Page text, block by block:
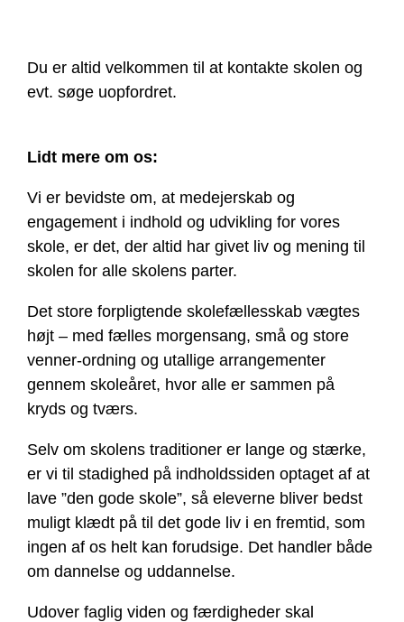
Du er altid velkommen til at kontakte skolen og
evt. søge uopfordret.
Lidt mere om os:
Vi er bevidste om, at medejerskab og
engagement i indhold og udvikling for vores
skole, er det, der altid har givet liv og mening til
skolen for alle skolens parter.
Det store forpligtende skolefællesskab vægtes
højt – med fælles morgensang, små og store
venner-ordning og utallige arrangementer
gennem skoleåret, hvor alle er sammen på
kryds og tværs.
Selv om skolens traditioner er lange og stærke,
er vi til stadighed på indholdssiden optaget af at
lave ”den gode skole”, så eleverne bliver bedst
muligt klædt på til det gode liv i en fremtid, som
ingen af os helt kan forudsige. Det handler både
om dannelse og uddannelse.
Udover faglig viden og færdigheder skal